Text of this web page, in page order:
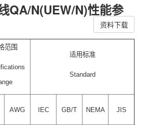
QA/N(UEW/N)性能参
资料下载
范围
适用标准
Standard
AWG IEC GB/T NEMA JIS